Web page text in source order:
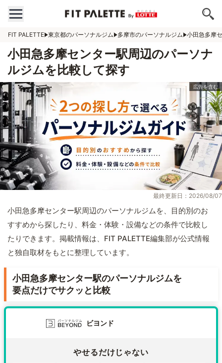
FIT PALETTE 東京都のパーソナルジム 多摩市のパーソナルジム 小田急多摩
小田急多摩センター駅周辺のパーソナ
ルジムを比較して探す
最終更新日：2026/08/07
小田急多摩センター駅周辺のパーソナルジムを、目的別のお
すすめから探したり、料金・体験・設備などの条件で比較し
たりできます。掲載情報は、FIT PALETTE編集部が公式情報
と独自取材をもとに整理しています。
小田急多摩センター駅のパーソナルジムを
要点だけでサクッと比較
ビヨンド
やせるだけじゃない